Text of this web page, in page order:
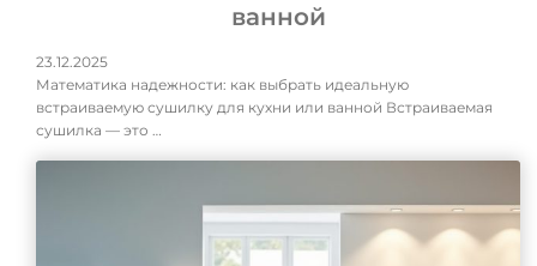
ванной
23.12.2025
Математика надежности: как выбрать идеальную
встраиваемую сушилку для кухни или ванной Встраиваемая
сушилка — это …